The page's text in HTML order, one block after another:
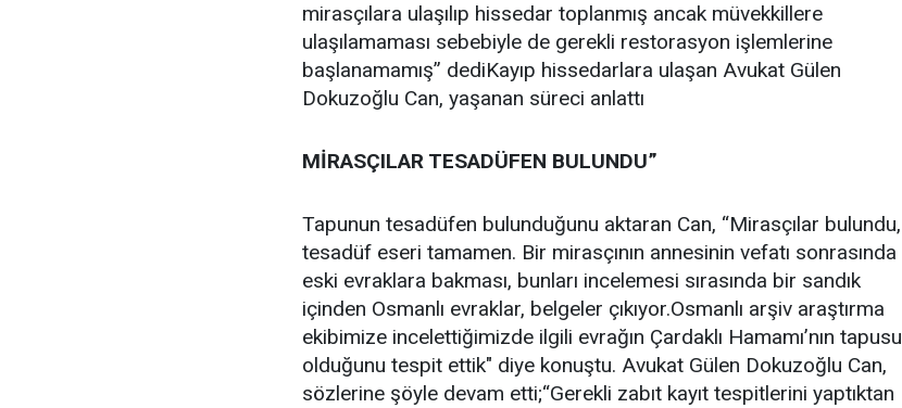
mirasçılara ulaşılıp hissedar toplanmış ancak müvekkillere
ulaşılamaması sebebiyle de gerekli restorasyon işlemlerine
başlanamamış” dediKayıp hissedarlara ulaşan Avukat Gülen
Dokuzoğlu Can, yaşanan süreci anlattı
MİRASÇILAR TESADÜFEN BULUNDU”
Tapunun tesadüfen bulunduğunu aktaran Can, “Mirasçılar bulundu,
tesadüf eseri tamamen. Bir mirasçının annesinin vefatı sonrasında
eski evraklara bakması, bunları incelemesi sırasında bir sandık
içinden Osmanlı evraklar, belgeler çıkıyor.Osmanlı arşiv araştırma
ekibimize incelettiğimizde ilgili evrağın Çardaklı Hamamı’nın tapusu
olduğunu tespit ettik" diye konuştu. Avukat Gülen Dokuzoğlu Can,
sözlerine şöyle devam etti;“Gerekli zabıt kayıt tespitlerini yaptıktan